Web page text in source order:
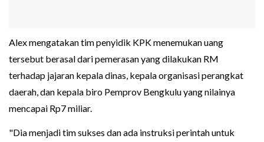
Alex mengatakan tim penyidik KPK menemukan uang
tersebut berasal dari pemerasan yang dilakukan RM
terhadap jajaran kepala dinas, kepala organisasi perangkat
daerah, dan kepala biro Pemprov Bengkulu yang nilainya
mencapai Rp7 miliar.
"Dia menjadi tim sukses dan ada instruksi perintah untuk